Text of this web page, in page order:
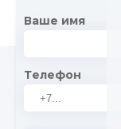
Ваше имя
Телефон